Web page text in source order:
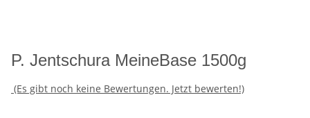
P. Jentschura MeineBase 1500g
(Es gibt noch keine Bewertungen. Jetzt bewerten!)